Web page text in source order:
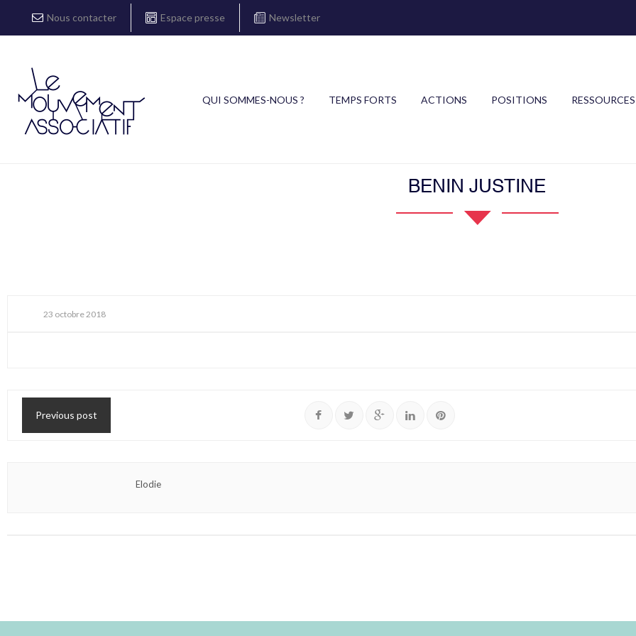
Nous contacter Espace presse Newsletter
QUI SOMMES-NOUS ? TEMPS FORTS ACTIONS POSITIONS RESSOURCES
BENIN JUSTINE
23 octobre 2018
Previous post
Elodie